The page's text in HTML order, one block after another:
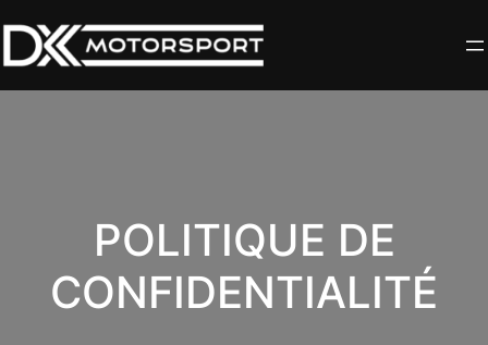
au
contenu
POLITIQUE DE
CONFIDENTIALITÉ